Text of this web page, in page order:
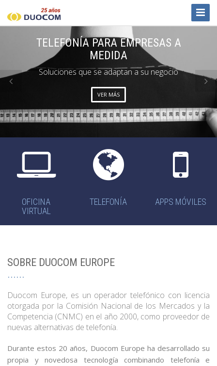
TELEFONÍA PARA EMPRESAS A
MEDIDA
Soluciones que se adaptan a su negocio
VER MÁS
OFICINA
VIRTUAL
TELEFONÍA APPS MÓVILES
SOBRE DUOCOM EUROPE
Duocom Europe, es un operador telefónico con licencia
otorgada por la Comisión Nacional de los Mercados y la
Competencia (CNMC) en el año 2000, como proveedor de
nuevas alternativas de telefonía.
Durante estos 20 años, Duocom Europe ha desarrollado su
propia y novedosa tecnología combinando telefonía e